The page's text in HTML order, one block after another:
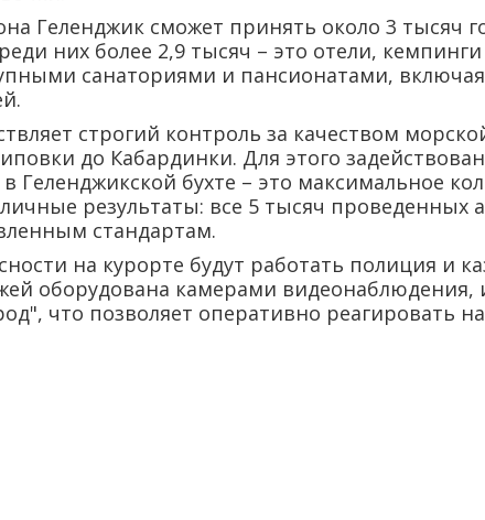
Геленджик сможет принять около 3 тысяч
них более 2,9 тысяч – это отели,
санаториями и пансионатами, включая
строгий контроль за качеством
до Кабардинки. Для этого
Геленджикской бухте – это максимальное
результаты: все 5 тысяч проведенных
стандартам.
на курорте будут работать полиция и
оборудована камерами
что позволяет оперативно реагировать